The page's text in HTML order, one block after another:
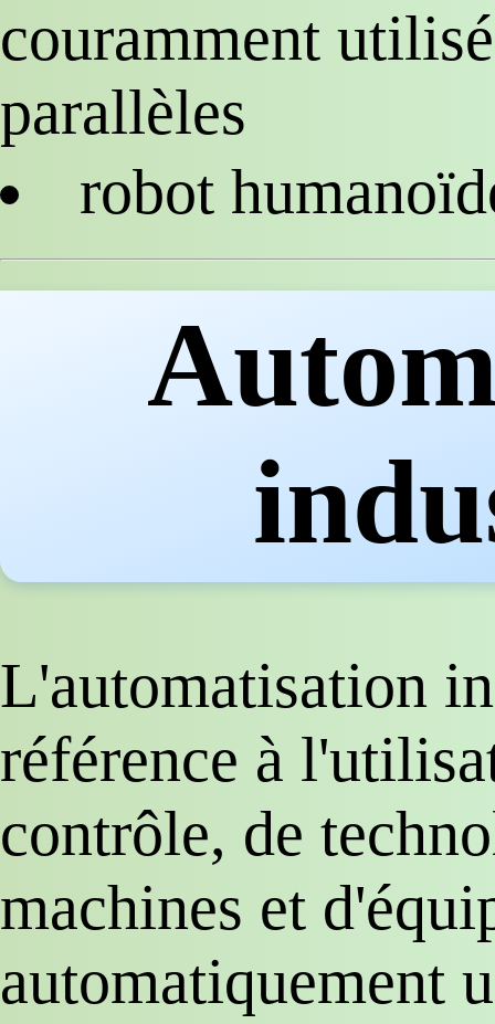
couramment
parallèles
robot
L'automatisation
référence à
contrôle, de
machines et
automatiquement